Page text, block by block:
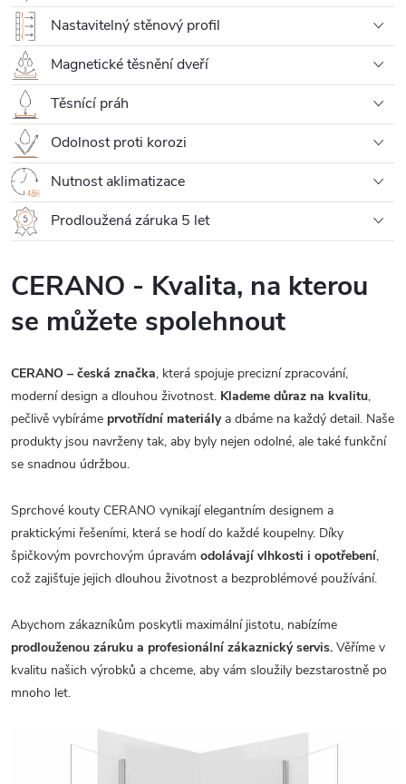
Nastavitelný stěnový profil
Magnetické těsnění dveří
Těsnící práh
Odolnost proti korozi
Nutnost aklimatizace
Prodloužená záruka 5 let
CERANO - Kvalita, na kterou
se můžete spolehnout
CERANO – česká značka, která spojuje precizní zpracování,
moderní design a dlouhou životnost. Klademe důraz na kvalitu,
pečlivě vybíráme prvotřídní materiálya dbáme na každý detail. Naše
produkty jsou navrženy tak, aby byly nejen odolné, ale také funkční
se snadnou údržbou.
Sprchové kouty CERANO vynikají elegantním designem a
praktickými řešeními, která se hodí do každé koupelny. Díky
špičkovým povrchovým úpravám odolávají vlhkosti i opotřebení,
což zajišťuje jejich dlouhou životnost a bezproblémové používání.
Abychom zákazníkům poskytli maximální jistotu, nabízíme
prodlouženou záruku a profesionální zákaznický servis. Věříme v
kvalitu našich výrobků a chceme, aby vám sloužily bezstarostně po
mnoho let.